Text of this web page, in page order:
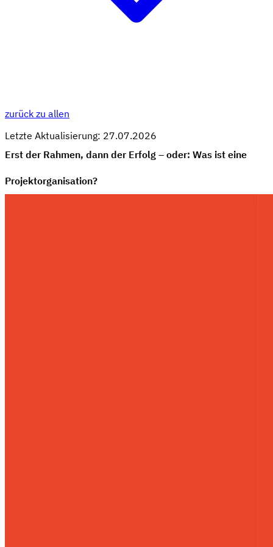
zurück zu allen
Letzte Aktualisierung: 27.07.2026
Erst der Rahmen, dann der Erfolg – oder: Was ist eine
Projektorganisation?